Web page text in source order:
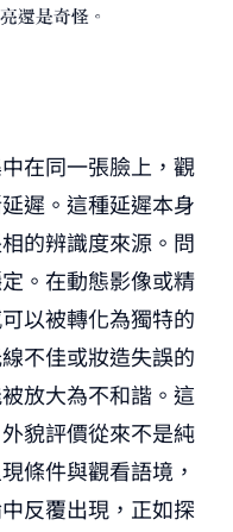
在同一張臉上，觀
遲。這種延遲本身
的辨識度來源。問
。在動態影像或精
以被轉化為獨特的
不佳或妝造失誤的
放大為不和諧。這
貌評價從來不是純
條件與觀看語境，
反覆出現，正如探